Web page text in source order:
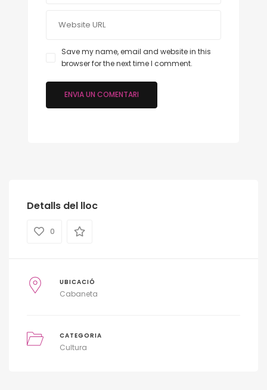
Save my name, email and website in this
browser for the next time I comment.
Detalls del lloc
0
UBICACIÓ
Cabaneta
CATEGORIA
Cultura